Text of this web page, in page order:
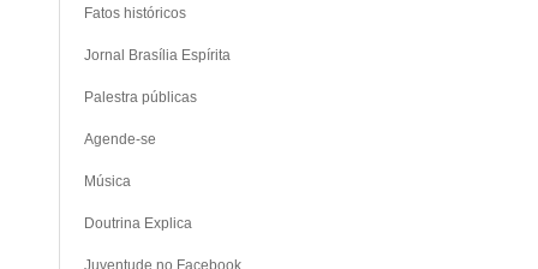
Fatos históricos
Jornal Brasília Espírita
Palestra públicas
Agende-se
Música
Doutrina Explica
Juventude no Facebook